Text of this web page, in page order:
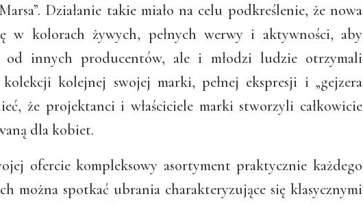
Działanie takie miało na celu podkreślenie, że nowa
w kolorach żywych, pełnych werwy i aktywności, aby
od innych producentów, ale i młodzi ludzie otrzymali
kolejnej swojej marki, pełnej ekspresji i „gejzera
że projektanci i właściciele marki stworzyli całkowicie
dla kobiet.
ofercie kompleksowy asortyment praktycznie każdego
można spotkać ubrania charakteryzujące się klasycznymi